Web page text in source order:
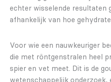
echter wisselende resultaten
afhankelijk van hoe
Voor wie een nauwkeuriger
die met röntgenstralen heel
spier en vet meet. Dit is de
wetenschappelijk onderzoek,